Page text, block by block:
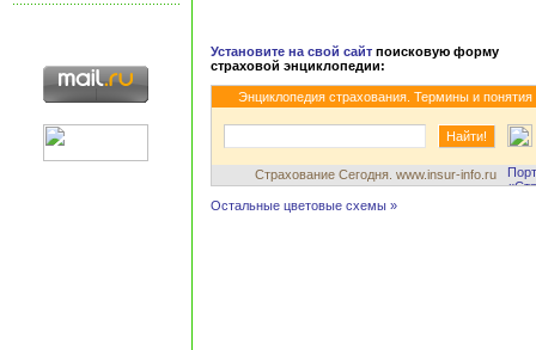
Установите на свой сайт поисковую форму
страховой энциклопедии:
Энциклопедия страхования. Термины и понятия
Страхование Сегодня. www.insur-info.ru
Остальные цветовые схемы »